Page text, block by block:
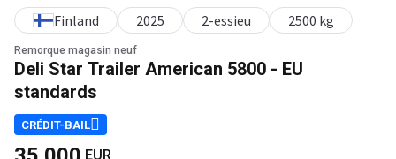
Remorque magasin neuf
Deli Star Trailer American 5800 - EU
standards
Finland 2025 2-essieu 2500 kg
CRÉDIT-BAIL
EUR